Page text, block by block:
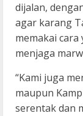
dijalan,
agar karang
memakai
menjaga
“Kami juga
maupun
serentak dan